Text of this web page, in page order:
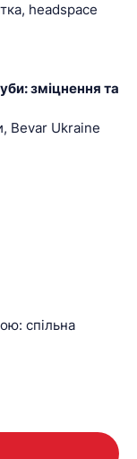
headspace
зміцнення та
Bevar Ukraine
спільна